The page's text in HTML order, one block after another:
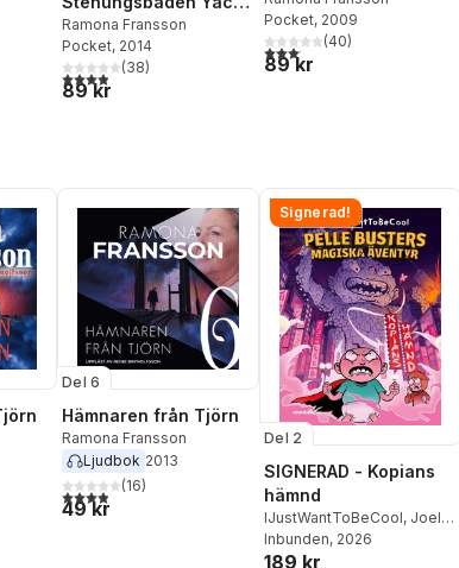
antal röster:
Club
Ramona Fransson
Pocket, 2014
3,9utav 5 stjärnor. Totalt antal röster:
(38)
89 kr
Pocket, 2009
3,1utav 5 stjärnor. Totalt
(40)
89 kr
antal röster:
Del 6
Hämnaren från Tjörn
Ramona Fransson
Ljudbok 2013
3,9utav 5 stjärnor. Totalt antal röster:
(16)
49 kr
Signerad!
Del 2
SIGNERAD - Kopians
hämnd
IJustWantToBeCool, Joel
Adolphson,Emil Ejdemo
Beer ,Victor Beer
Inbunden, 2026
189 kr